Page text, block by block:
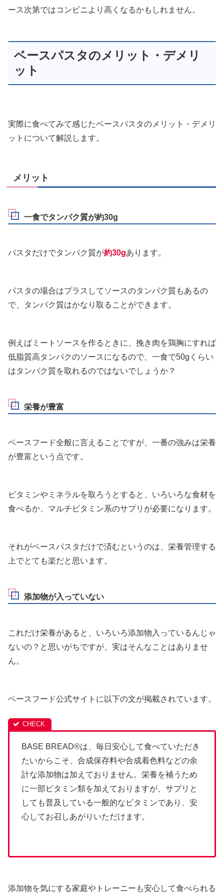
ース次第ではコンビニより高くなるかもしれません。
ベースパスタのメリット・デメリ
ット
実際に食べてみて感じたベースパスタのメリット・デメリ
ットについて解説します。
メリット
一食でタンパク質が約30g
パスタだけでタンパク質が約30gあります。
パスタの場合はプラスしてソースのタンパク質もあるの
で、タンパク質はかなり取ることができます。
例えばミートソースを作るときに、挽き肉を鶏胸にすれば
低脂質高タンパクのソースになるので、一食で50gくらい
はタンパク質を取れるのではないでしょうか？
栄養が豊富
ベースフード全般に言えることですが、一番の強みは栄養
が豊富という点です。
ビタミンやミネラルを取ろうとすると、いろいろな食材を
食べるか、マルチビタミン系のサプリが必要になります。
それがベースパスタだけで済むというのは、栄養管理する
上でとても楽だと思います。
添加物が入っていない
これだけ栄養があると、いろいろ添加物入っているんじゃ
ないの？と思いがちですが、実はそんなことはありませ
ん。
ベースフード公式サイトに以下の文が掲載されています。
BASE BREAD®は、毎日安心して食べていただき
たいからこそ、合成保存料や合成着色料などの余
計な添加物は加えておりません。栄養を補うため
に一部ビタミン類を加えておりますが、サプリと
しても普及している一般的なビタミンであり、安
心してお召しあがりいただけます。
添加物を気にする家庭やトレーニーも安心して食べられる